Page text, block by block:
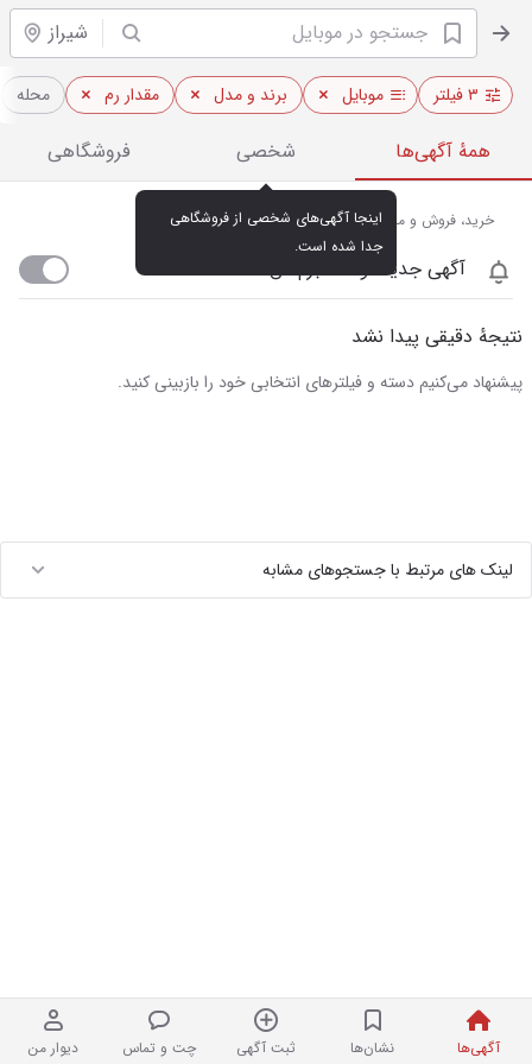
شیراز
آگهی‌ها نشان‌ها ثبت آگهی چت و تماس دیوار من
۳ فیلتر موبایل برند و مدل مقدار رم محله
همهٔ آگهی‌ها شخصی فروشگاهی
جدا شده است.
خرید، فروش و مشاهده قیمت روز موبایل در شیراز
آگهی جدید اومد خبرم کن
نتیجهٔ دقیقی پیدا نشد
پیشنهاد می‌کنیم دسته و فیلترهای انتخابی خود را بازبینی کنید.
لینک های مرتبط با جستجوهای مشابه